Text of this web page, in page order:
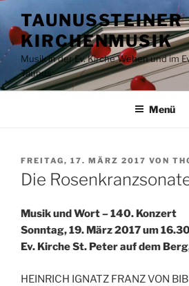
Inhalt
springen
TAUNUSSTEINER
KIRCHENMUSIK
Musik in der Ev. Kirche Wehen und im
Taunus
Menü
VERÖFFENTLICHT
AM
FREITAG, 17. MÄRZ 2017 VON
Die
Musik und Wort – 140. Konzert
Sonntag, 19. März 2017 um
Ev. Kirche St. Peter auf dem
HEINRICH IGNATZ FRANZ VON